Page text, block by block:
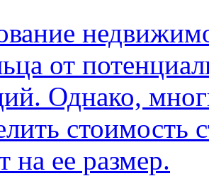
от
Однако,
стоимость
на ее размер.